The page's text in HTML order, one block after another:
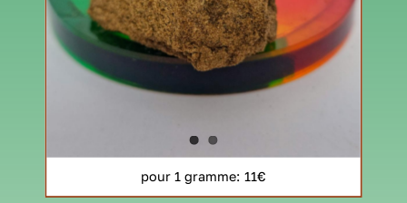
pour 1 gramme: 11€